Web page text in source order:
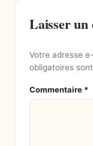
Laisser un
Votre adresse
obligatoires
Commentaire *